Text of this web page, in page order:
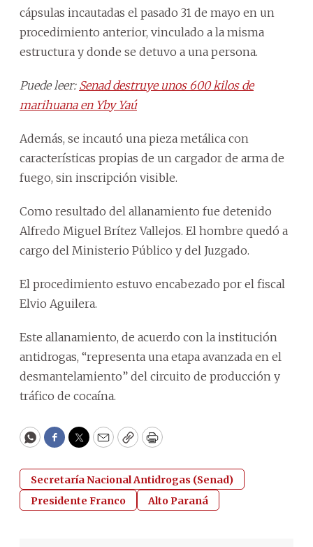
cápsulas incautadas el pasado 31 de mayo en un
procedimiento anterior, vinculado a la misma
estructura y donde se detuvo a una persona.
Puede leer: Senad destruye unos 600 kilos de
marihuana en Yby Yaú
Además, se incautó una pieza metálica con
características propias de un cargador de arma de
fuego, sin inscripción visible.
Como resultado del allanamiento fue detenido
Alfredo Miguel Brítez Vallejos. El hombre quedó a
cargo del Ministerio Público y del Juzgado.
El procedimiento estuvo encabezado por el fiscal
Elvio Aguilera.
Este allanamiento, de acuerdo con la institución
antidrogas, “representa una etapa avanzada en el
desmantelamiento” del circuito de producción y
tráfico de cocaína.
WhatsApp
Facebook
Twitter
EmailCopyPrint
Secretaría Nacional Antidrogas (Senad)
Presidente Franco
Alto Paraná